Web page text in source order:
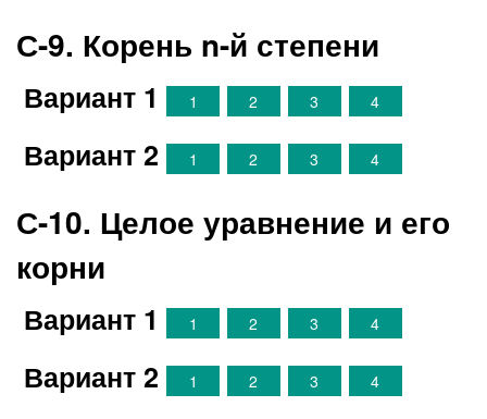
С-9. Корень n-й степени
Вариант 1 1 2 3 4
Вариант 2 1 2 3 4
С-10. Целое уравнение и его
корни
Вариант 1 1 2 3 4
Вариант 2 1 2 3 4